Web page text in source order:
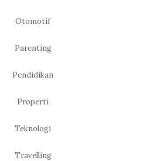
Otomotif
Parenting
Pendidikan
Properti
Teknologi
Travelling